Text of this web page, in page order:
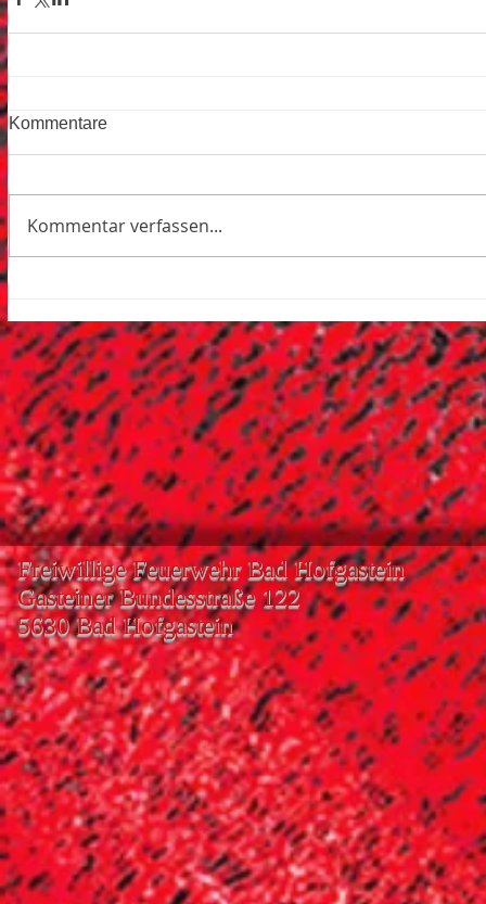
Kommentare
Kommentar verfassen...
Freiwillige Feuerwehr Bad Hofgastein
Gasteiner Bundesstraße 122
5630 Bad Hofgastein